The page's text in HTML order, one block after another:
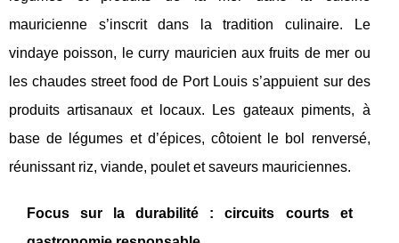
mauricienne s’inscrit dans la tradition culinaire. Le
vindaye poisson, le curry mauricien aux fruits de mer ou
les chaudes street food de Port Louis s’appuient sur des
produits artisanaux et locaux. Les gateaux piments, à
base de légumes et d’épices, côtoient le bol renversé,
réunissant riz, viande, poulet et saveurs mauriciennes.
Focus sur la durabilité : circuits courts et